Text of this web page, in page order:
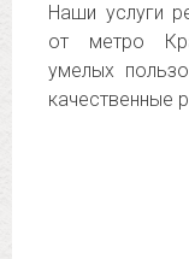
Наши услуги
от метро
умелых
качественные